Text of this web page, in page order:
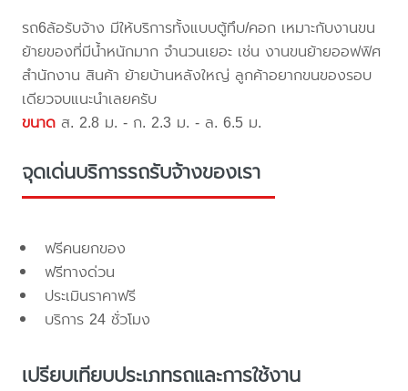
รถ6ล้อรับจ้าง มีให้บริการทั้งแบบตู้ทึบ/คอก เหมาะกับงานขน
ย้ายของที่มีน้ำหนักมาก จำนวนเยอะ เช่น งานขนย้ายออฟฟิศ
สำนักงาน สินค้า ย้ายบ้านหลังใหญ่ ลูกค้าอยากขนของรอบ
เดียวจบแนะนำเลยครับ
ขนาด ส. 2.8 ม. - ก. 2.3 ม. - ล. 6.5 ม.
จุดเด่นบริการรถรับจ้างของเรา
ฟรีคนยกของ
ฟรีทางด่วน
ประเมินราคาฟรี
บริการ 24 ชั่วโมง
เปรียบเทียบประเภทรถและการใช้งาน